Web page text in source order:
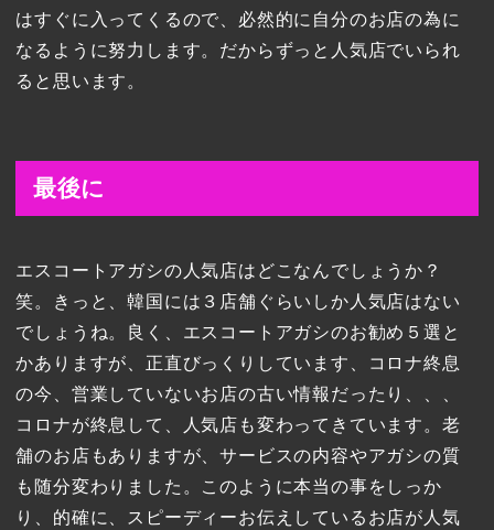
はすぐに入ってくるので、必然的に自分のお店の為に
なるように努力します。だからずっと人気店でいられ
ると思います。
最後に
エスコートアガシの人気店はどこなんでしょうか？
笑。きっと、韓国には３店舗ぐらいしか人気店はない
でしょうね。良く、エスコートアガシのお勧め５選と
かありますが、正直びっくりしています、コロナ終息
の今、営業していないお店の古い情報だったり、、、
コロナが終息して、人気店も変わってきています。老
舗のお店もありますが、サービスの内容やアガシの質
も随分変わりました。このように本当の事をしっか
り、的確に、スピーディーお伝えしているお店が人気